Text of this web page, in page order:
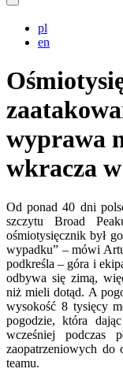
pl
en
wyprawa
wkracza
Od ponad 40 dni
szczytu Broad
ośmiotysięcznik był
wypadku” – mówi
podkreśla – góra i
odbywa się zimą,
niż mieli dotąd. A
wysokość 8 tysięcy
pogodzie, która
wcześniej podczas
zaopatrzeniowych
teamu.